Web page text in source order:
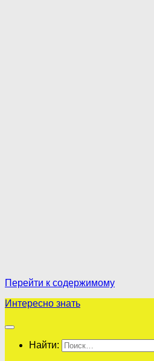
Перейти к содержимому
Интересно знать
Найти: